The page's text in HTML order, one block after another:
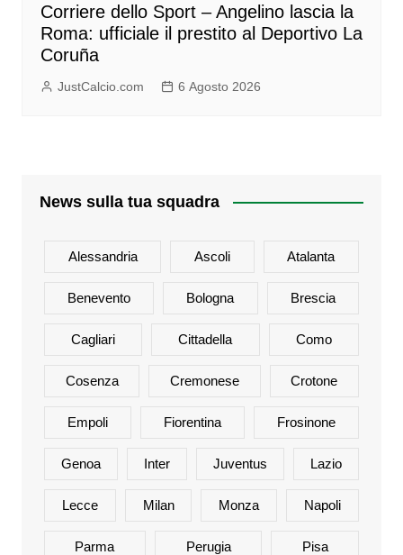
Corriere dello Sport – Angelino lascia la
Roma: ufficiale il prestito al Deportivo La
Coruña
JustCalcio.com 6 Agosto 2026
News sulla tua squadra
Alessandria Ascoli Atalanta
Benevento Bologna Brescia
Cagliari Cittadella Como
Cosenza Cremonese Crotone
Empoli Fiorentina Frosinone
Genoa Inter Juventus Lazio
Lecce Milan Monza Napoli
Parma Perugia Pisa